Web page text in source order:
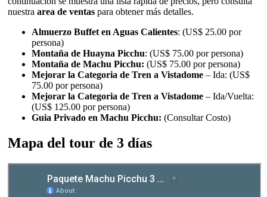
nuestra area de ventas para obtener más detalles.
Almuerzo Buffet en Aguas Calientes: (US$ 25.00 por
persona)
Montaña de Huayna Picchu: (US$ 75.00 por persona)
Montaña de Machu Picchu: (US$ 75.00 por persona)
Mejorar la Categoria de Tren a Vistadome – Ida: (US$
75.00 por persona)
Mejorar la Categoria de Tren a Vistadome – Ida/Vuelta:
(US$ 125.00 por persona)
Guia Privado en Machu Picchu: (Consultar Costo)
Mapa del tour de 3 días